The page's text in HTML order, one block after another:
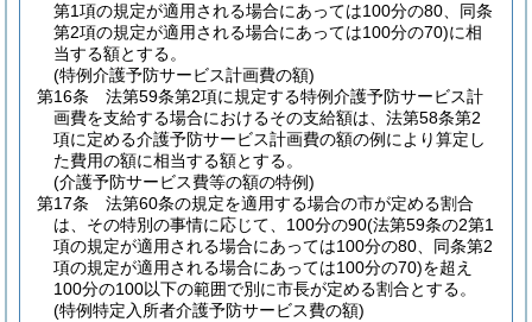
第1項の規定が適用される場合にあっては100分の80、同条
第2項の規定が適用される場合にあっては100分の70)に相
当する額とする。
(特例介護予防サービス計画費の額)
第16条
法第59条第2項に規定する特例介護予防サービス計
画費を支給する場合におけるその支給額は、法第58条第2
項に定める介護予防サービス計画費の額の例により算定し
た費用の額に相当する額とする。
(介護予防サービス費等の額の特例)
第17条
法第60条の規定を適用する場合の市が定める割合
は、その特別の事情に応じて、100分の90(法第59条の2第1
項の規定が適用される場合にあっては100分の80、同条第2
項の規定が適用される場合にあっては100分の70)を超え
100分の100以下の範囲で別に市長が定める割合とする。
(特例特定入所者介護予防サービス費の額)